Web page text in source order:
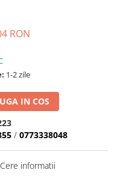
RON
1-2 zile
IN COS
/ 0773338048
informatii